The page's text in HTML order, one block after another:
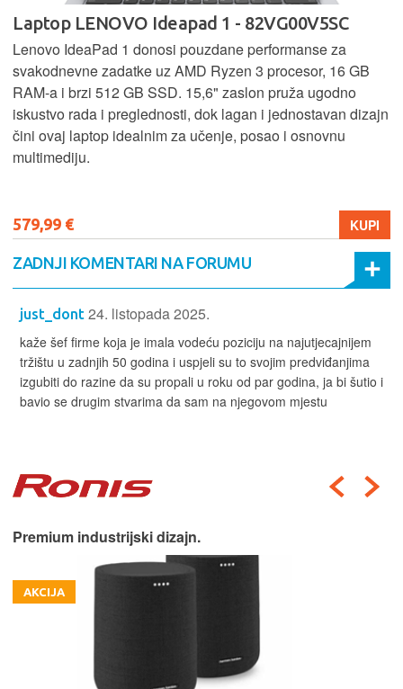
Laptop LENOVO Ideapad 1 - 82VG00V5SC
Lenovo IdeaPad 1 donosi pouzdane performanse za
svakodnevne zadatke uz AMD Ryzen 3 procesor, 16 GB
RAM-a i brzi 512 GB SSD. 15,6" zaslon pruža ugodno
iskustvo rada i preglednosti, dok lagan i jednostavan dizajn
čini ovaj laptop idealnim za učenje, posao i osnovnu
multimediju.
579,99 € KUPI
ZADNJI KOMENTARI NA FORUMU
just_dont 24. listopada 2025.
kaže šef firme koja je imala vodeću poziciju na najutjecajnijem
tržištu u zadnjih 50 godina i uspjeli su to svojim predviđanjima
izgubiti do razine da su propali u roku od par godina, ja bi šutio i
bavio se drugim stvarima da sam na njegovom mjestu
Premium industrijski dizajn.
AKCIJA